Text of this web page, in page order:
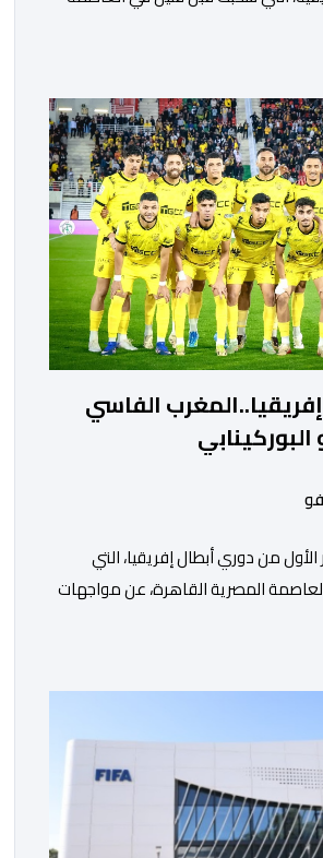
نادي الرجاء الرياضي على موعد مع
المباراة التي تجمع بين إيل كانيمي
أوديب ممثل […]
الفاسي
من دوري أبطال إفريقيا، التي
المصرية القاهرة، عن مواجهات
في هذا الدور مع الفائز من المباراة
الفريق […]